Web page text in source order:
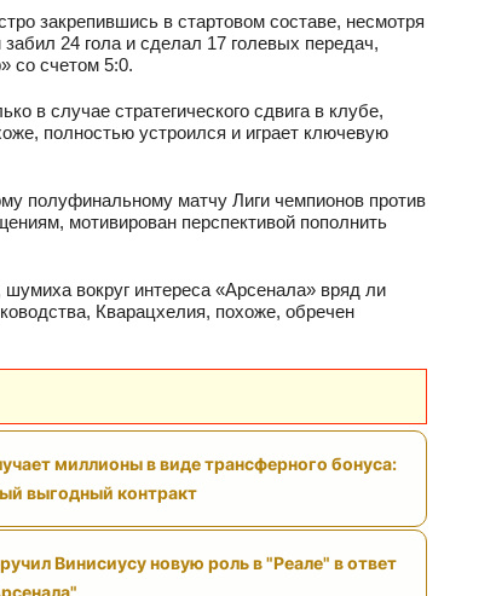
закрепившись в стартовом составе, несмотря
24 гола и сделал 17 голевых передач,
со счетом 5:0.
в случае стратегического сдвига в клубе,
полностью устроился и играет ключевую
полуфинальному матчу Лиги чемпионов против
мотивирован перспективой пополнить
вокруг интереса «Арсенала» вряд ли
Кварацхелия, похоже, обречен
миллионы в виде трансферного бонуса:
выгодный контракт
Винисиусу новую роль в "Реале" в ответ